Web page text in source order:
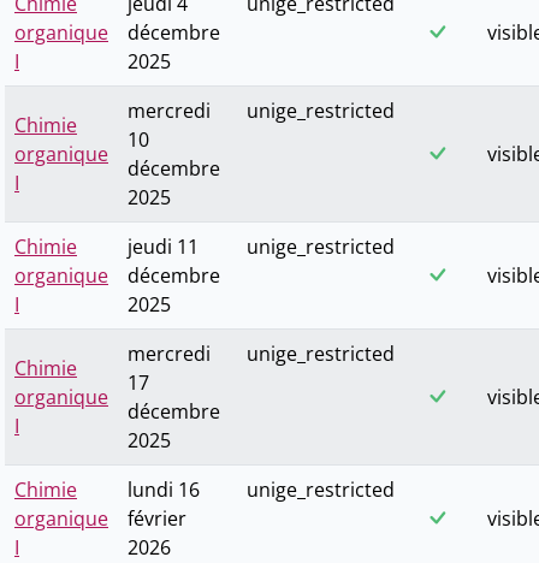
organique
I
décembre
2025
Chimie
organique
I
mercredi
10
décembre
2025
unige_restricted
Chimie
organique
I
jeudi 11
décembre
2025
unige_restricted
Chimie
organique
I
mercredi
17
décembre
2025
unige_restricted
Chimie
organique
I
lundi 16
février
2026
unige_restricted